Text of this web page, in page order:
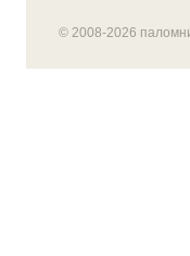
© 2008-2026